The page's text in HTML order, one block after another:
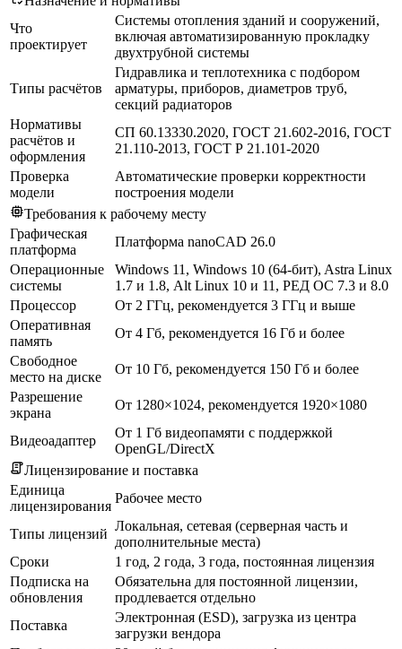
Что
проектирует
Системы отопления зданий и сооружений,
включая автоматизированную прокладку
двухтрубной системы
Типы расчётов
Гидравлика и теплотехника с подбором
арматуры, приборов, диаметров труб,
секций радиаторов
Нормативы
расчётов и
оформления
СП 60.13330.2020, ГОСТ 21.602-2016, ГОСТ
21.110-2013, ГОСТ Р 21.101-2020
Проверка
модели
Автоматические проверки корректности
построения модели
Требования к рабочему месту
Графическая
платформа
Платформа nanoCAD 26.0
Операционные
системы
Windows 11, Windows 10 (64-бит), Astra Linux
1.7 и 1.8, Alt Linux 10 и 11, РЕД ОС 7.3 и 8.0
Процессор
От 2 ГГц, рекомендуется 3 ГГц и выше
Оперативная
память
От 4 Гб, рекомендуется 16 Гб и более
Свободное
место на диске
От 10 Гб, рекомендуется 150 Гб и более
Разрешение
экрана
От 1280×1024, рекомендуется 1920×1080
Видеоадаптер
От 1 Гб видеопамяти с поддержкой
OpenGL/DirectX
Лицензирование и поставка
Единица
лицензирования
Рабочее место
Типы лицензий
Локальная, сетевая (серверная часть и
дополнительные места)
Сроки
1 год, 2 года, 3 года, постоянная лицензия
Подписка на
обновления
Обязательна для постоянной лицензии,
продлевается отдельно
Поставка
Электронная (ESD), загрузка из центра
загрузки вендора